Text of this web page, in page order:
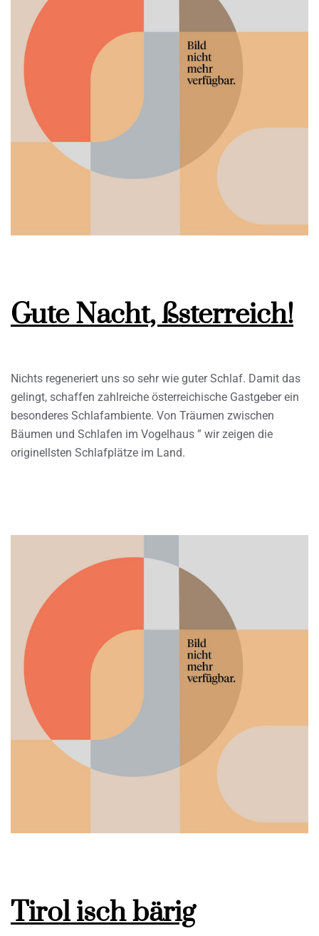
Gute Nacht, ßsterreich!
Nichts regeneriert uns so sehr wie guter Schlaf. Damit das
gelingt, schaffen zahlreiche österreichische Gastgeber ein
besonderes Schlafambiente. Von Träumen zwischen
Bäumen und Schlafen im Vogelhaus ” wir zeigen die
originellsten Schlafplätze im Land.
Tirol isch bärig